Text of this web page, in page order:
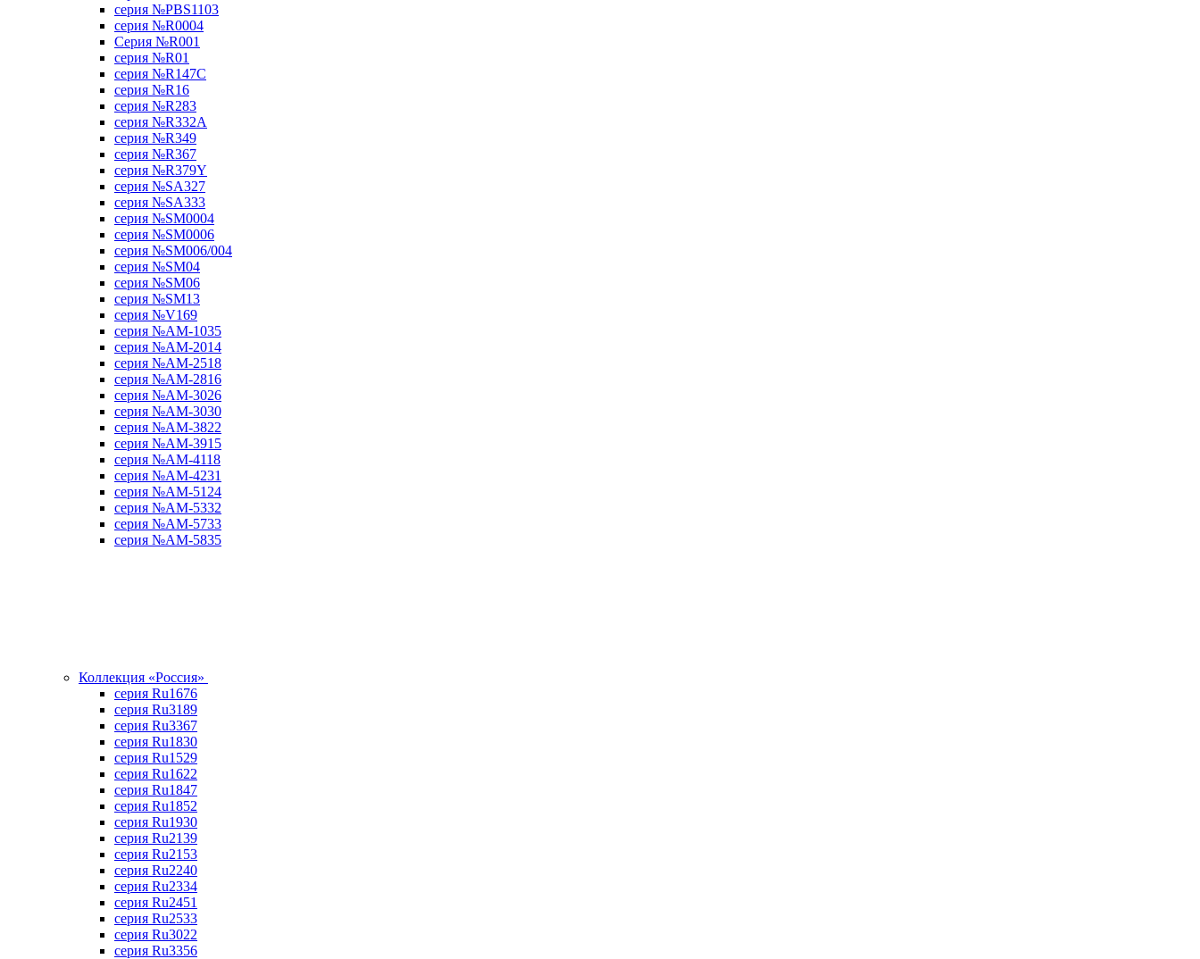
серия №PBS1103
серия №R0004
Серия №R001
серия №R01
серия №R147C
серия №R16
серия №R283
серия №R332A
серия №R349
серия №R367
серия №R379Y
серия №SA327
серия №SA333
серия №SM0004
серия №SM0006
серия №SM006/004
серия №SM04
серия №SM06
серия №SM13
серия №V169
серия №АМ-1035
серия №АМ-2014
серия №АМ-2518
серия №АМ-2816
серия №АМ-3026
серия №АМ-3030
серия №АМ-3822
серия №АМ-3915
серия №АМ-4118
серия №АМ-4231
серия №АМ-5124
серия №АМ-5332
серия №АМ-5733
серия №АМ-5835
Коллекция «Россия»
серия Ru1676
серия Ru3189
серия Ru3367
cерия Ru1830
серия Ru1529
серия Ru1622
серия Ru1847
серия Ru1852
серия Ru1930
серия Ru2139
серия Ru2153
серия Ru2240
серия Ru2334
серия Ru2451
серия Ru2533
серия Ru3022
серия Ru3356